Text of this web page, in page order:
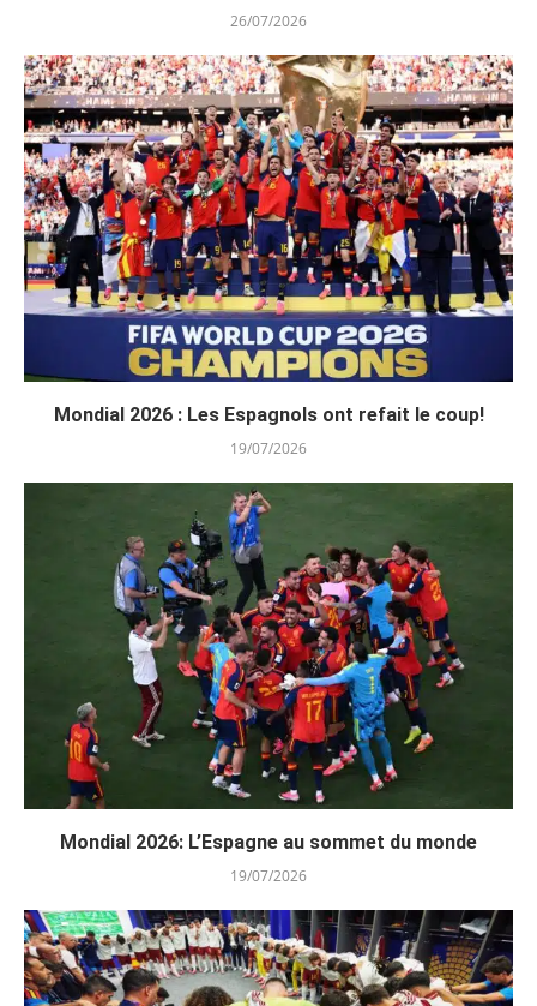
26/07/2026
Mondial 2026 : Les Espagnols ont refait le coup!
19/07/2026
Mondial 2026: L’Espagne au sommet du monde
19/07/2026